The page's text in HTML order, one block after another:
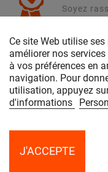
Soyez
PRODUITS & SERVICES
NOTRE SOCIÉTÉ
Ce site Web utilise
améliorer nos
à vos préférences en
navigation. Pour
utilisation, appuyez
d'informations
J'ACCEPTE